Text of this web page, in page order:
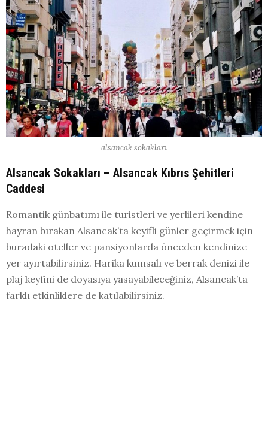
alsancak sokakları
Alsancak Sokakları – Alsancak Kıbrıs Şehitleri
Caddesi
Romantik günbatımı ile turistleri ve yerlileri kendine
hayran bırakan Alsancak’ta keyifli günler geçirmek için
buradaki oteller ve pansiyonlarda önceden kendinize
yer ayırtabilirsiniz. Harika kumsalı ve berrak denizi ile
plaj keyfini de doyasıya yasayabileceğiniz, Alsancak’ta
farklı etkinliklere de katılabilirsiniz.